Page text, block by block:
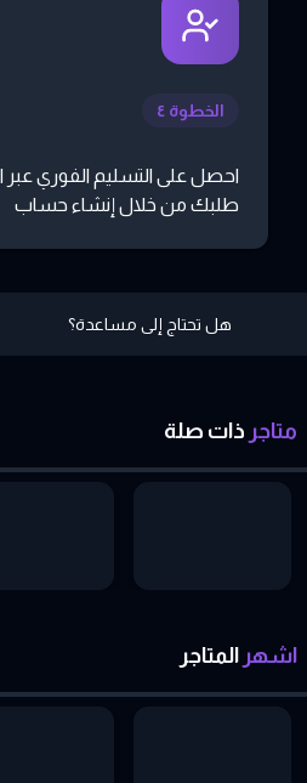
الخطوة ٤
احصل على التسليم الفوري عبر
طلبك من خلال إنشاء حساب
هل تحتاج إلى مساعدة؟
متاجر ذات صلة
اشهر المتاجر